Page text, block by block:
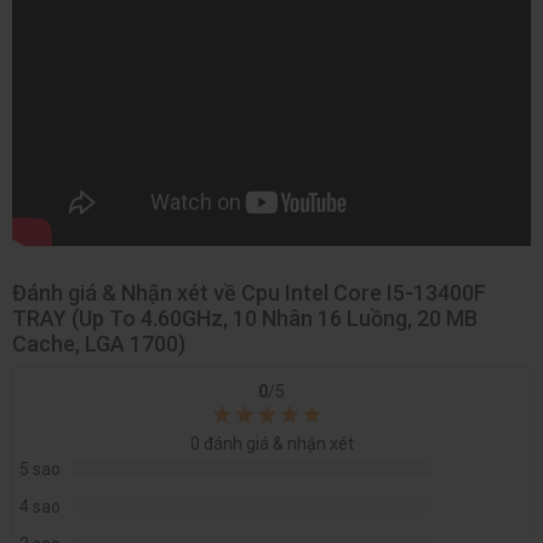
Thông số kỹ thuật CPU Intel Core i5 13400F
Sản phẩm
Intel
Model
Intel Core™ i5-
Socket
Đánh giá & Nhận xét về Cpu Intel Core I5-13400F
TRAY (Up To 4.60GHz, 10 Nhân 16 Luồng, 20 MB
Cache, LGA 1700)
0/5
0 đánh giá & nhận xét
5 sao
4 sao